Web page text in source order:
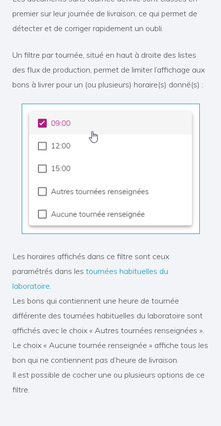
premier sur leur journée de livraison, ce qui permet de
détecter et de corriger rapidement un oubli.
Un filtre par tournée, situé en haut à droite des listes
des flux de production, permet de limiter l’affichage aux
bons à livrer pour un (ou plusieurs) horaire(s) donné(s) :
Les horaires affichés dans ce filtre sont ceux
paramétrés dans les tournées habituelles du
laboratoire.
Les bons qui contiennent une heure de tournée
différente des tournées habituelles du laboratoire sont
affichés avec le choix « Autres tournées renseignées ».
Le choix « Aucune tournée renseignée » affiche tous les
bon qui ne contiennent pas d’heure de livraison.
Il est possible de cocher une ou plusieurs options de ce
filtre.